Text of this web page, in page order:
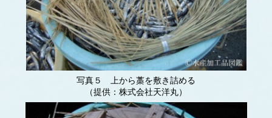
写真５ 上から藁を敷き詰める
（提供：株式会社天洋丸）